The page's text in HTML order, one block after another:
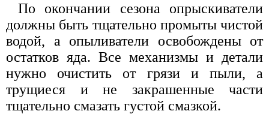
По окончании сезона опрыскиватели
должны быть тщательно промыты чистой
водой, а опыливатели освобождены от
остатков яда. Все механизмы и детали
нужно очистить от грязи и пыли, а
трущиеся и не закрашенные части
тщательно смазать густой смазкой.